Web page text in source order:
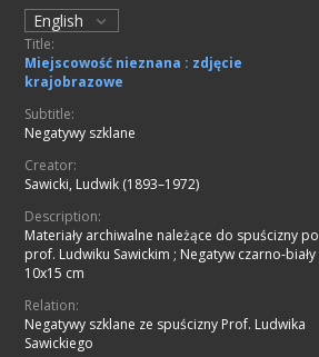
English
Title:
Miejscowość nieznana : zdjęcie
krajobrazowe
Subtitle:
Negatywy szklane
Creator:
Sawicki, Ludwik (1893–1972)
Description:
Materiały archiwalne należące do spuścizny po
prof. Ludwiku Sawickim ; Negatyw czarno-biały
10x15 cm
Relation:
Negatywy szklane ze spuścizny Prof. Ludwika
Sawickiego